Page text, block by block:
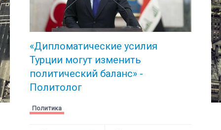
«Дипломатические усилия
Турции могут изменить
политический баланс» -
Политолог
Политика